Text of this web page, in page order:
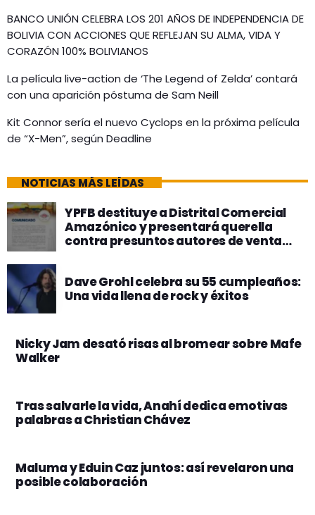
BANCO UNIÓN CELEBRA LOS 201 AÑOS DE INDEPENDENCIA DE
BOLIVIA CON ACCIONES QUE REFLEJAN SU ALMA, VIDA Y
CORAZÓN 100% BOLIVIANOS
La película live-action de ‘The Legend of Zelda’ contará
con una aparición póstuma de Sam Neill
Kit Connor sería el nuevo Cyclops en la próxima película
de “X-Men”, según Deadline
NOTICIAS MÁS LEÍDAS
YPFB destituye a Distrital Comercial
Amazónico y presentará querella
contra presuntos autores de venta
Dave Grohl celebra su 55 cumpleaños:
Una vida llena de rock y éxitos
Nicky Jam desató risas al bromear sobre Mafe
Walker
Tras salvarle la vida, Anahí dedica emotivas
palabras a Christian Chávez
Maluma y Eduin Caz juntos: así revelaron una
posible colaboración